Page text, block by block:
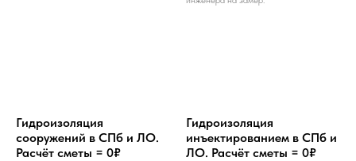
Гидроизоляция
сооружений в СПб и ЛО.
Расчёт сметы = 0₽
Гидроизоляция
инъектированием в СПб и
ЛО. Расчёт сметы = 0₽